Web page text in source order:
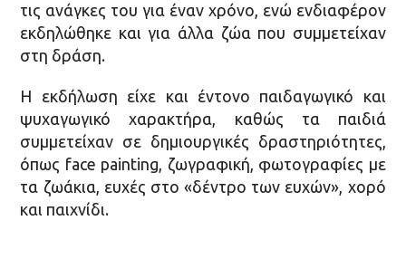
τις ανάγκες του για έναν χρόνο, ενώ ενδιαφέρον
εκδηλώθηκε και για άλλα ζώα που συμμετείχαν
στη δράση.
Η εκδήλωση είχε και έντονο παιδαγωγικό και
ψυχαγωγικό χαρακτήρα, καθώς τα παιδιά
συμμετείχαν σε δημιουργικές δραστηριότητες,
όπως face painting, ζωγραφική, φωτογραφίες με
τα ζωάκια, ευχές στο «δέντρο των ευχών», χορό
και παιχνίδι.